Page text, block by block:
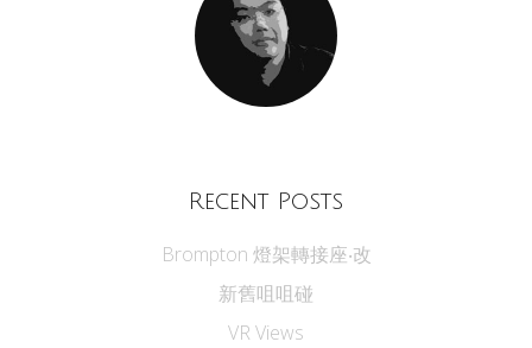
Recent Posts
Brompton 燈架轉接座‧改
新舊咀咀碰
VR Views